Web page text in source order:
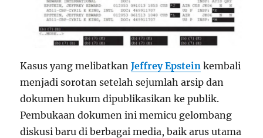
Kasus yang melibatkanJeffrey Epstein kembali
menjadi sorotan setelah sejumlah arsip dan
dokumen hukum dipublikasikan ke publik.
Pembukaan dokumen ini memicu gelombang
diskusi baru di berbagai media, baik arus utama